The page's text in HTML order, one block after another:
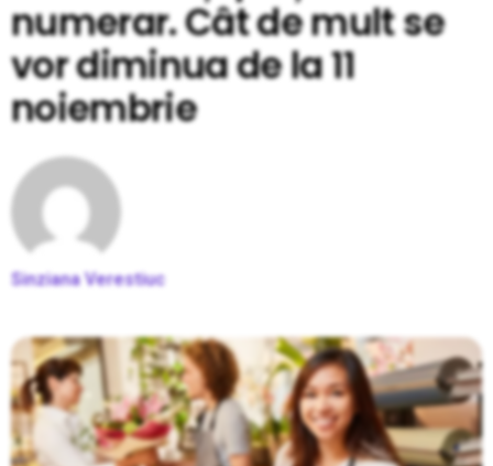
numerar. Cât de mult se
vor diminua de la 11
noiembrie
Sinziana Verestiuc